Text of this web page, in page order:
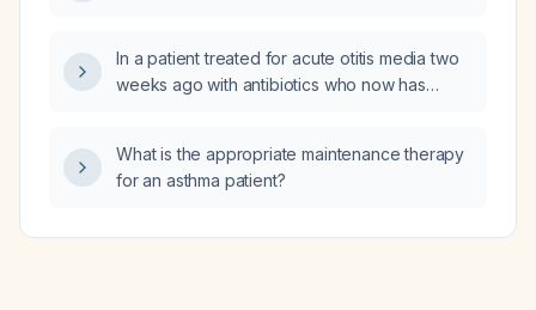
In a patient treated for acute otitis media two
weeks ago with antibiotics who now has
What is the appropriate maintenance therapy
for an asthma patient?